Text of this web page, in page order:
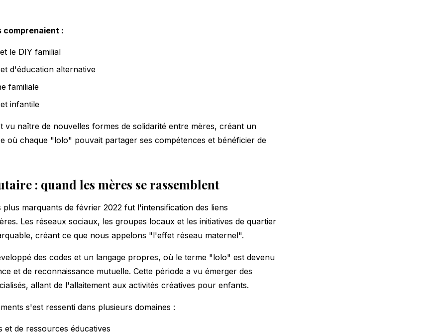
comprenaient :
le DIY familial
d'éducation alternative
familiale
infantile
vu naître de nouvelles formes de solidarité entre mères, créant un
où chaque "lolo" pouvait partager ses compétences et bénéficier de
: quand les mères se rassemblent
plus marquants de février 2022 fut l'intensification des liens
Les réseaux sociaux, les groupes locaux et les initiatives de quartier
créant ce que nous appelons "l'effet réseau maternel".
des codes et un langage propres, où le terme "lolo" est devenu
et de reconnaissance mutuelle. Cette période a vu émerger des
allant de l'allaitement aux activités créatives pour enfants.
s'est ressenti dans plusieurs domaines :
et de ressources éducatives